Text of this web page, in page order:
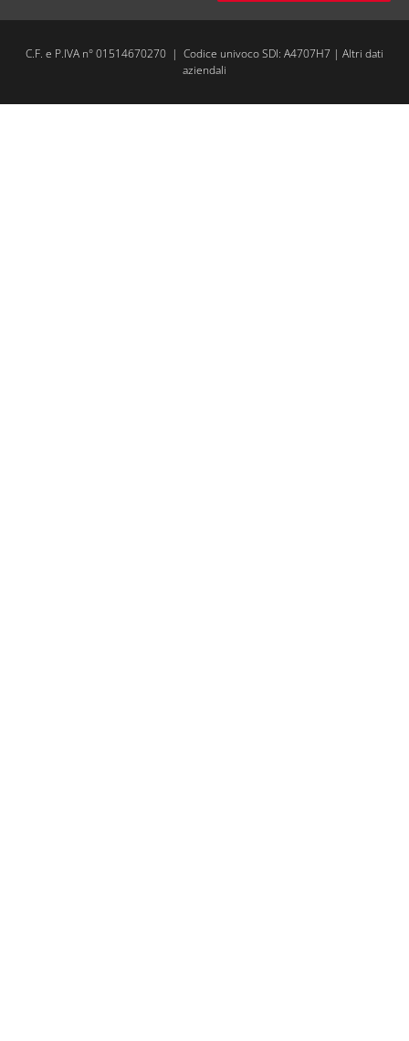
C.F. e P.IVA n° 01514670270 | Codice univoco SDI: A4707H7 | Altri dati
aziendali